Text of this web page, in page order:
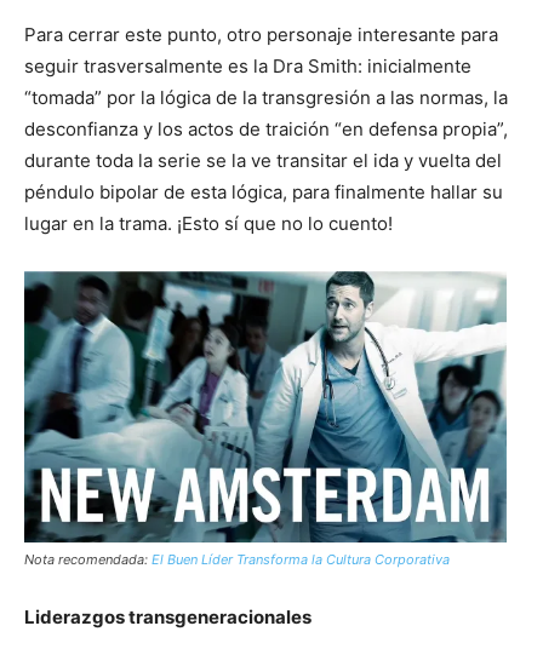
Para cerrar este punto, otro personaje interesante para
seguir trasversalmente es la Dra Smith: inicialmente
“tomada” por la lógica de la transgresión a las normas, la
desconfianza y los actos de traición “en defensa propia”,
durante toda la serie se la ve transitar el ida y vuelta del
péndulo bipolar de esta lógica, para finalmente hallar su
lugar en la trama. ¡Esto sí que no lo cuento!
Nota recomendada: El Buen Líder Transforma la Cultura Corporativa
Liderazgos transgeneracionales